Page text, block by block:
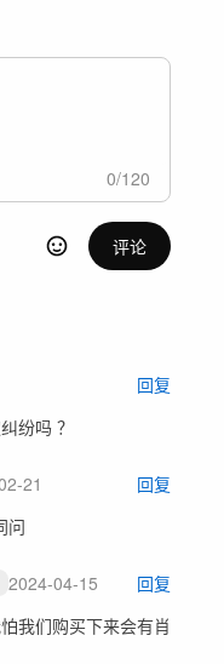
0/120
评论
回复
纷吗 ？
21
回复
问
2024-04-15
回复
我们购买下来会有肖